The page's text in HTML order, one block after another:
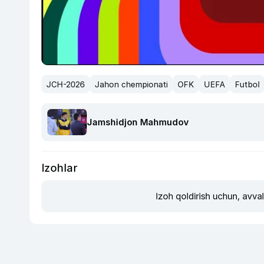
JCH-2026 Jahon chempionati OFK UEFA Futbol
Jamshidjon Mahmudov
Izohlar
Izoh qoldirish uchun, avval